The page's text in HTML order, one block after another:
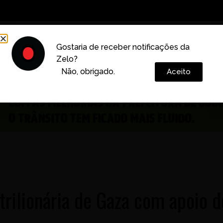
Decoração Vida e Estilo Cotidiano Cultura
Gostaria de receber notificações da
Zelo?
Não, obrigado.
Aceito